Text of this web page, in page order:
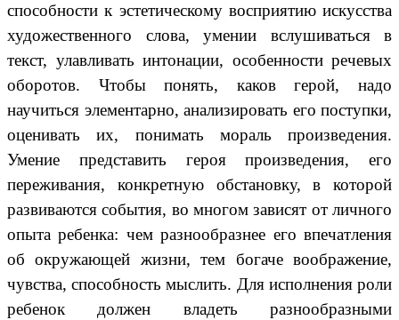
способности к эстетическому восприятию искусства
художественного слова, умении вслушиваться в
текст, улавливать интонации, особенности речевых
оборотов. Чтобы понять, каков герой, надо
научиться элементарно, анализировать его поступки,
оценивать их, понимать мораль произведения.
Умение представить героя произведения, его
переживания, конкретную обстановку, в которой
развиваются события, во многом зависят от личного
опыта ребенка: чем разнообразнее его впечатления
об окружающей жизни, тем богаче воображение,
чувства, способность мыслить. Для исполнения роли
ребенок должен владеть разнообразными